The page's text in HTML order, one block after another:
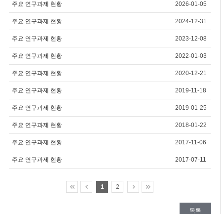
주요 연구과제 현황 2026-01-05
주요 연구과제 현황 2024-12-31
주요 연구과제 현황 2023-12-08
주요 연구과제 현황 2022-01-03
주요 연구과제 현황 2020-12-21
주요 연구과제 현황 2019-11-18
주요 연구과제 현황 2019-01-25
주요 연구과제 현황 2018-01-22
주요 연구과제 현황 2017-11-06
주요 연구과제 현황 2017-07-11
1 2
목록